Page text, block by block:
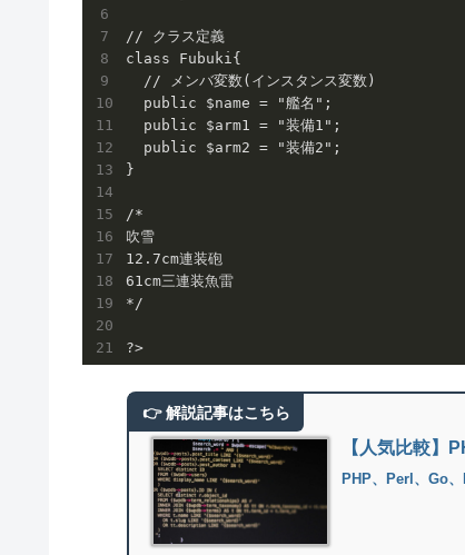
// クラス定義
class Fubuki{
  // メンバ変数(インスタンス変数)
  public $name = "艦名";
  public $arm1 = "装備1";
  public $arm2 = "装備2";
}
/*
吹雪
12.7cm連装砲
61cm三連装魚雷
*/
【人気比較】
PHP、Perl、Go